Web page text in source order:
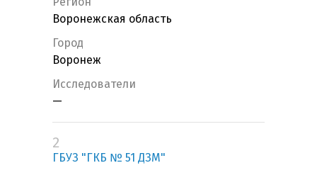
Воронежская область
Город
Воронеж
Исследователи
—
2
ГБУЗ "ГКБ № 51 ДЗМ"